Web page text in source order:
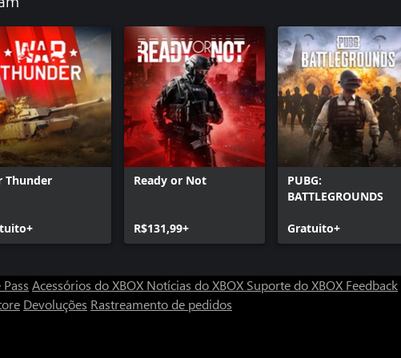
Thunder Ready or Not
R$131,99+
PUBG:
BATTLEGROUNDS
Gratuito+
Acessórios do XBOX Notícias do XBOX Suporte do XBOX Feedback
Devoluções Rastreamento de pedidos